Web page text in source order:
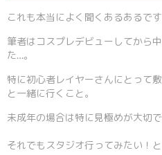
これも本当によく聞くあるあるです
筆者はコスプレデビューしてから
た…。
特に初心者レイヤーさんにとって
と一緒に行くこと。
未成年の場合は特に見極めが大切で
それでもスタジオ行ってみたい！